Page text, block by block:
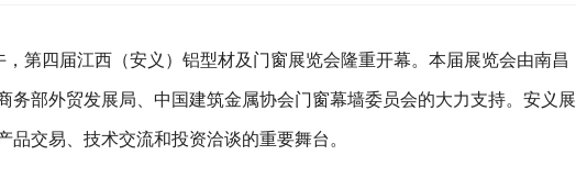
第四届江西（安义）铝型材及门窗展览会隆重开幕。本届展览会由南昌
务部外贸发展局、中国建筑金属协会门窗幕墙委员会的大力支持。安义展
交易、技术交流和投资洽谈的重要舞台。